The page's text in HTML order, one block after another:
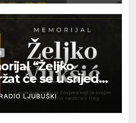
a
“Željko
će se u srijedu
u Otoku
LJUBUŠKI